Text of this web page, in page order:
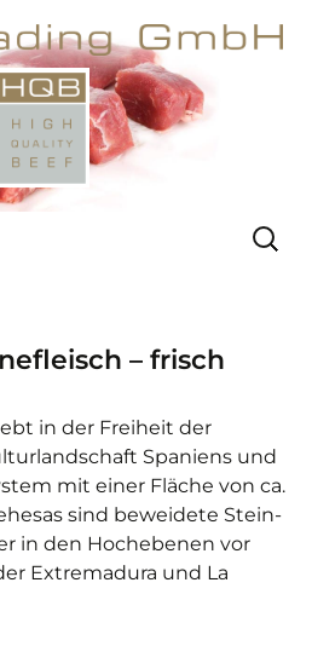
nach:
– frisch
in der Freiheit der
Spaniens und
mit einer Fläche von ca.
sind beweidete Stein-
in den Hochebenen vor
Extremadura und La